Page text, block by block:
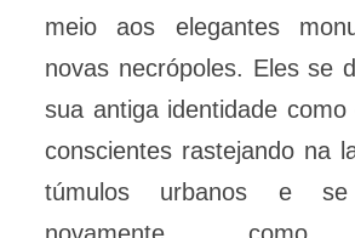
meio aos elegantes
novas necrópoles. Eles se
sua antiga identidade como
conscientes rastejando na
túmulos urbanos e se